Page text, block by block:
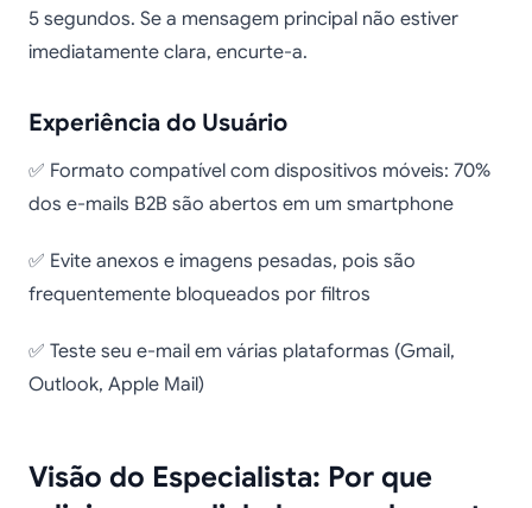
5 segundos. Se a mensagem principal não estiver
imediatamente clara, encurte-a.
Experiência do Usuário
✅ Formato compatível com dispositivos móveis: 70%
dos e-mails B2B são abertos em um smartphone
✅ Evite anexos e imagens pesadas, pois são
frequentemente bloqueados por filtros
✅ Teste seu e-mail em várias plataformas (Gmail,
Outlook, Apple Mail)
Visão do Especialista: Por que